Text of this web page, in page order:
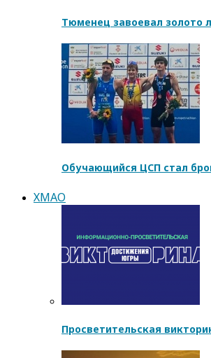
Тюменец завоевал золото
Обучающийся ЦСП стал
ХМАО
Просветительская